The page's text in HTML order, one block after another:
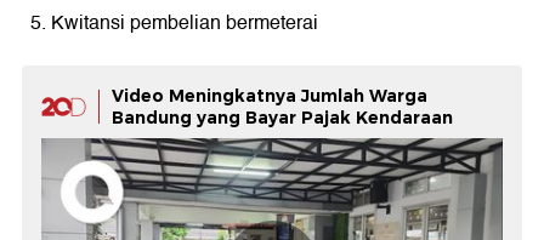
Kwitansi pembelian bermeterai
Video Meningkatnya Jumlah Warga
Bandung yang Bayar Pajak Kendaraan